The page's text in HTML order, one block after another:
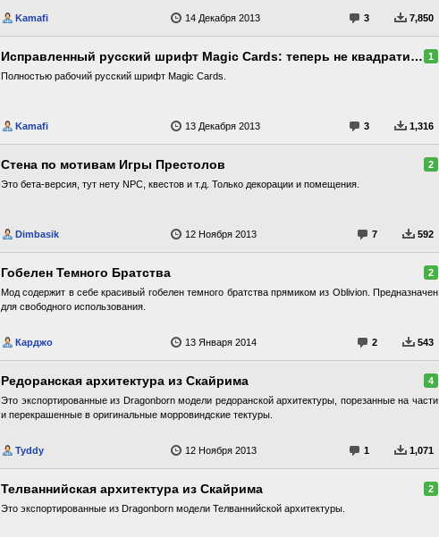
7,850
3
Kamafi 14 Декабря 2013
1
Исправленный русский шрифт Magic Cards: теперь не квадратики
Полностью рабочий русский шрифт Magic Cards.
1,316
3
Kamafi 13 Декабря 2013
2
Стена по мотивам Игры Престолов
Это бета-версия, тут нету NPC, квестов и т.д. Только декорации и помещения.
592
7
Dimbasik 12 Ноября 2013
2
Гобелен Темного Братства
Мод содержит в себе красивый гобелен темного братства прямиком из Oblivion. Предназначен
для свободного использования.
543
2
Карджо 13 Января 2014
4
Редоранская архитектура из Скайрима
Это экспортированные из Dragonborn модели редоранской архитектуры, порезанные на части
и перекрашенные в оригинальные морровиндские тектуры.
1,071
1
Tyddy 12 Ноября 2013
2
Телваннийская архитектура из Скайрима
Это экспортированные из Dragonborn модели Телваннийской архитектуры.